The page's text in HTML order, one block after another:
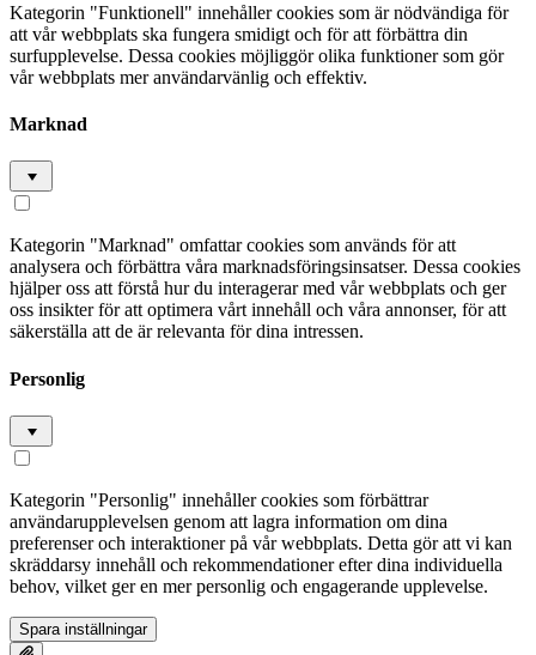
Kategorin "Funktionell" innehåller cookies som är nödvändiga för
att vår webbplats ska fungera smidigt och för att förbättra din
surfupplevelse. Dessa cookies möjliggör olika funktioner som gör
vår webbplats mer användarvänlig och effektiv.
Marknad
Kategorin "Marknad" omfattar cookies som används för att
analysera och förbättra våra marknadsföringsinsatser. Dessa cookies
hjälper oss att förstå hur du interagerar med vår webbplats och ger
oss insikter för att optimera vårt innehåll och våra annonser, för att
säkerställa att de är relevanta för dina intressen.
Personlig
Kategorin "Personlig" innehåller cookies som förbättrar
användarupplevelsen genom att lagra information om dina
preferenser och interaktioner på vår webbplats. Detta gör att vi kan
skräddarsy innehåll och rekommendationer efter dina individuella
behov, vilket ger en mer personlig och engagerande upplevelse.
Spara inställningar